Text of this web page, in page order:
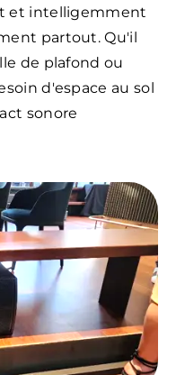
et intelligemment
partout. Qu'il
de plafond ou
d'espace au sol
sonore